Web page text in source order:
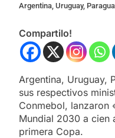
Argentina, Uruguay,
Compartilo!
Argentina, Uruguay,
sus respectivos
Conmebol, lanzaron
Mundial 2030 a cien
primera Copa.